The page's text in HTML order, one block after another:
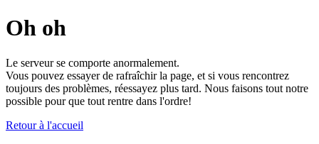
Oh oh
Le serveur se comporte anormalement.
Vous pouvez essayer de rafraîchir la page, et si vous rencontrez
toujours des problèmes, réessayez plus tard. Nous faisons tout notre
possible pour que tout rentre dans l'ordre!
Retour à l'accueil